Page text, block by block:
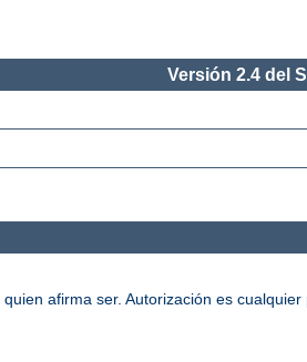
Versión 2.4 del
afirma ser. Autorización es